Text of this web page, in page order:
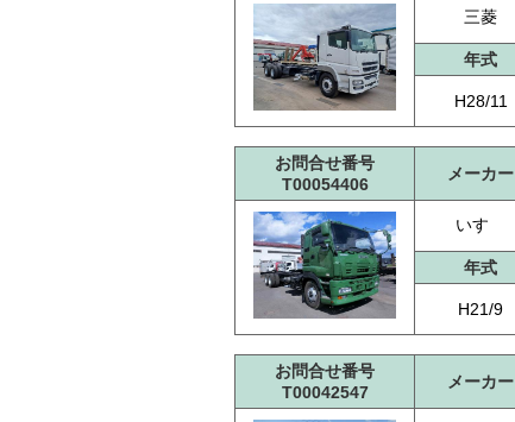
三菱
年式
H28/11
お問合せ番号
T00054406
メーカー
いすゞ
年式
H21/9
お問合せ番号
T00042547
メーカー